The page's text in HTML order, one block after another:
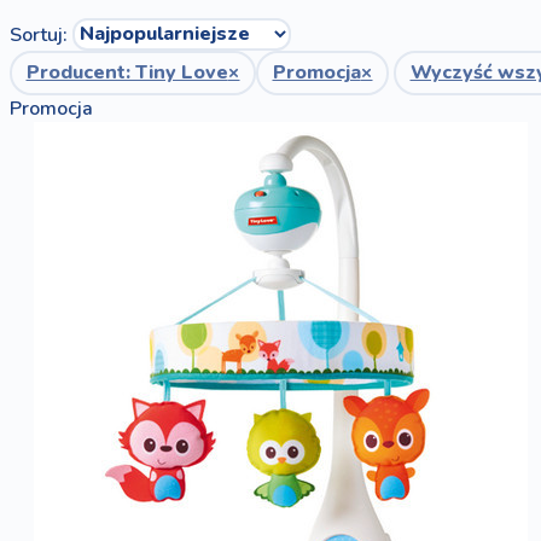
Sortuj:
Producent: Tiny Love× Promocja×
Wyczyść
Promocja